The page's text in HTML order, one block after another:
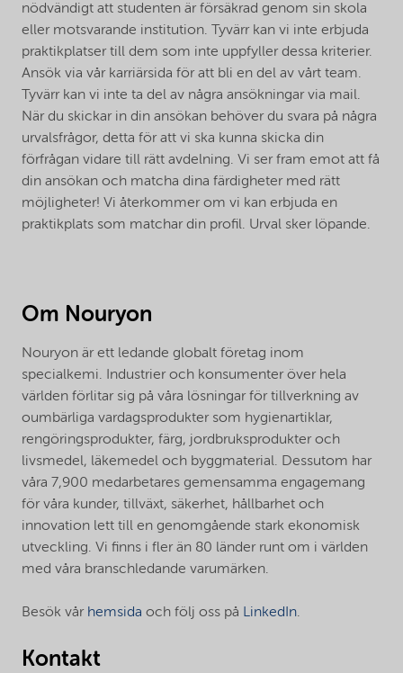
nödvändigt att studenten är försäkrad genom sin skola
eller motsvarande institution. Tyvärr kan vi inte erbjuda
praktikplatser till dem som inte uppfyller dessa kriterier.
Ansök via vår karriärsida för att bli en del av vårt team.
Tyvärr kan vi inte ta del av några ansökningar via mail.
När du skickar in din ansökan behöver du svara på några
urvalsfrågor, detta för att vi ska kunna skicka din
förfrågan vidare till rätt avdelning. Vi ser fram emot att få
din ansökan och matcha dina färdigheter med rätt
möjligheter! Vi återkommer om vi kan erbjuda en
praktikplats som matchar din profil. Urval sker löpande.
Om Nouryon
Nouryon är ett ledande globalt företag inom
specialkemi. Industrier och konsumenter över hela
världen förlitar sig på våra lösningar för tillverkning av
oumbärliga vardagsprodukter som hygienartiklar,
rengöringsprodukter, färg, jordbruksprodukter och
livsmedel, läkemedel och byggmaterial. Dessutom har
våra 7,900 medarbetares gemensamma engagemang
för våra kunder, tillväxt, säkerhet, hållbarhet och
innovation lett till en genomgående stark ekonomisk
utveckling. Vi finns i fler än 80 länder runt om i världen
med våra branschledande varumärken.
Besök vår hemsida och följ oss på LinkedIn.
Kontakt